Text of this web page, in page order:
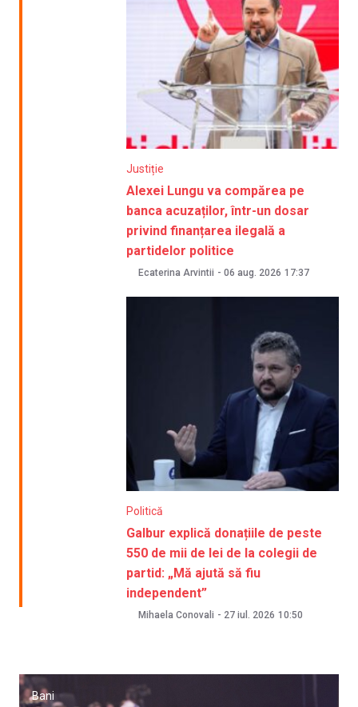
Justiție
Alexei Lungu va compărea pe
banca acuzaților, într-un dosar
privind finanțarea ilegală a
partidelor politice
Ecaterina Arvintii - 06 aug. 2026 17:37
Politică
Galbur explică donațiile de peste
550 de mii de lei de la colegii de
partid: „Mă ajută să fiu
independent”
Mihaela Conovali - 27 iul. 2026 10:50
Bani